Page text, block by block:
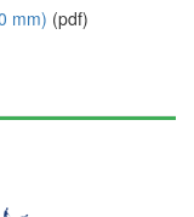
mm) (pdf)